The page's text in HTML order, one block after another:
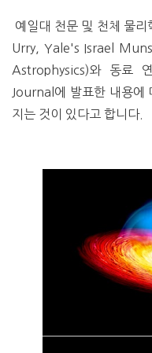
예일대 천문 및 천체 물
Urry, Yale's Israel
Astrophysics)와 동료
Journal에 발표한 내용에
지는 것이 있다고 합니다.